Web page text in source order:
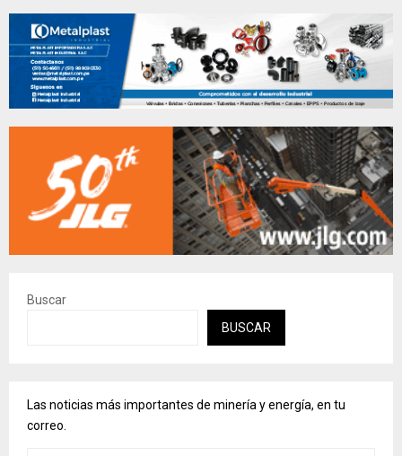
Buscar
BUSCAR
Las noticias más importantes de minería y energía, en tu
correo.